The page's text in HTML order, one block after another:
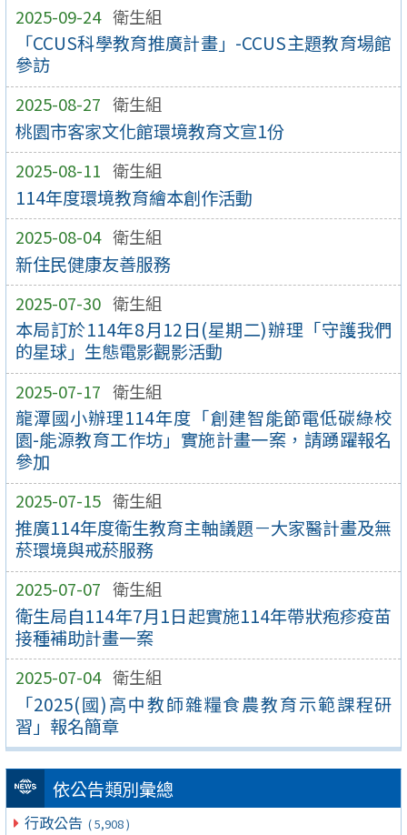
2025-09-24 衛生組
「CCUS科學教育推廣計畫」-CCUS主題教育場館
參訪
2025-08-27 衛生組
桃園市客家文化館環境教育文宣1份
2025-08-11 衛生組
114年度環境教育繪本創作活動
2025-08-04 衛生組
新住民健康友善服務
2025-07-30 衛生組
本局訂於114年8月12日(星期二)辦理「守護我們
的星球」生態電影觀影活動
2025-07-17 衛生組
龍潭國小辦理114年度「創建智能節電低碳綠校
園-能源教育工作坊」實施計畫一案，請踴躍報名
參加
2025-07-15 衛生組
推廣114年度衛生教育主軸議題－大家醫計畫及無
菸環境與戒菸服務
2025-07-07 衛生組
衛生局自114年7月1日起實施114年帶狀疱疹疫苗
接種補助計畫一案
2025-07-04 衛生組
「2025(國)高中教師雜糧食農教育示範課程研
習」報名簡章
依公告類別彙總
行政公告 ( 5,908 )